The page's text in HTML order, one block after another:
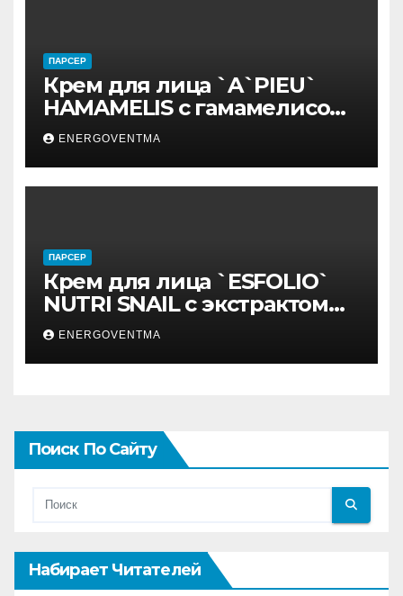
ПАРСЕР
Крем для лица `A`PIEU`
HAMAMELIS с гамамелисом
50 мл
ENERGOVENTMA
ПАРСЕР
Крем для лица `ESFOLIO`
NUTRI SNAIL с экстрактом
муцина улитки 200 мл
ENERGOVENTMA
Поиск По Сайту
Набирает Читателей